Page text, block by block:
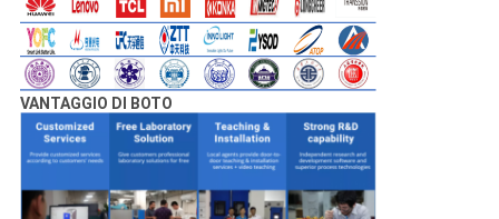
VANTAGGIO DI BOTO